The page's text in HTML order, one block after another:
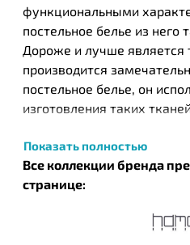
функциональными
постельное белье из него
Дороже и лучше является
производится
постельное белье, он
изготовления таких
отличается носкостью,
в уходе, а хлопковое
обеспечивает приятный и
Турецкий бренд
Показать полностью
Все коллекции бренда
странице: